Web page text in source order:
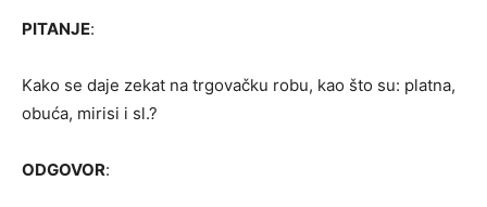
PITANJE:
Kako se daje zekat na trgovačku robu, kao što su: platna,
obuća, mirisi i sl.?
ODGOVOR: